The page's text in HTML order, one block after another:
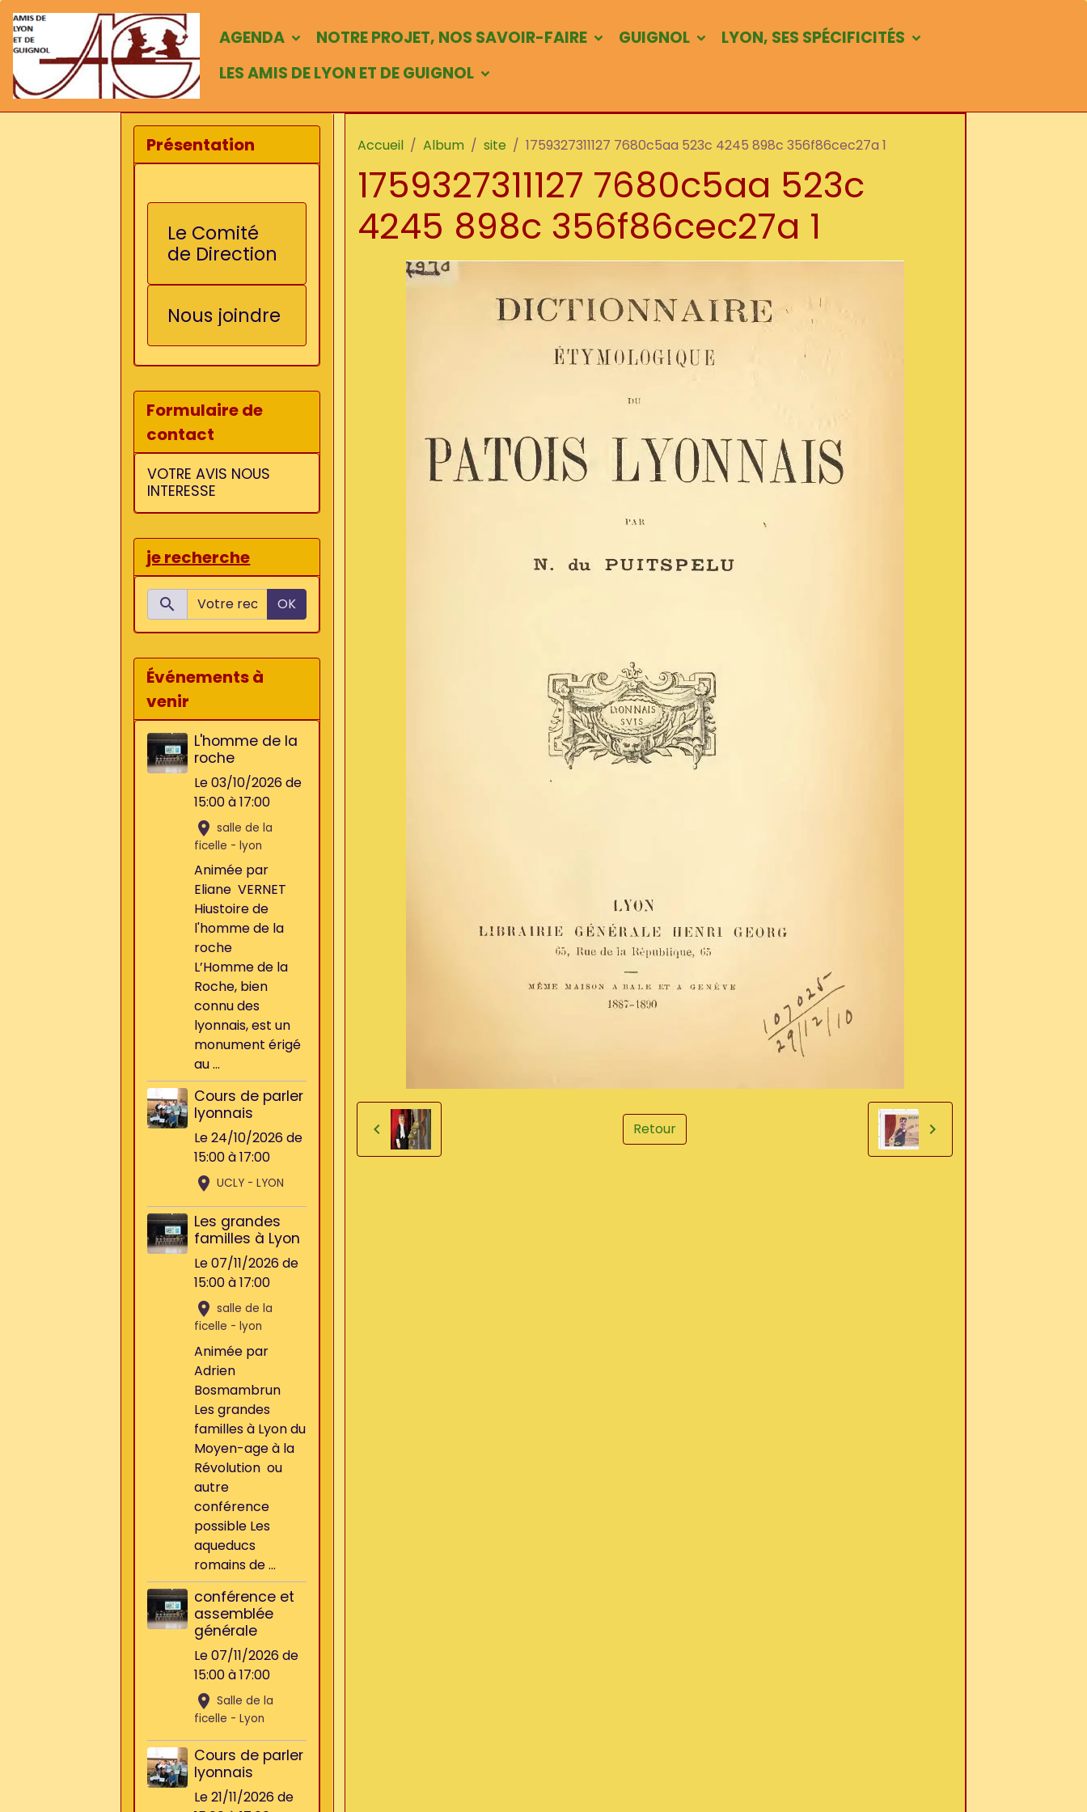
AGENDA NOTRE PROJET, NOS SAVOIR-FAIRE GUIGNOL
LYON, SES SPÉCIFICITÉS
LES AMIS DE LYON ET DE GUIGNOL
Accueil Album site 1759327311127 7680c5aa 523c 4245 898c 356f86cec27a 1
1759327311127 7680c5aa 523c
4245 898c 356f86cec27a 1
Retour
Présentation
Le Comité
de Direction
Nous joindre
Formulaire de
contact
VOTRE AVIS NOUS
INTERESSE
je recherche
OK
Événements à
venir
L'homme de la
roche
Le 03/10/2026de
15:00à 17:00
salle de la
ficelle - lyon
Animée par
Eliane VERNET
Hiustoire de
l'homme de la
roche
L’Homme de la
Roche, bien
connu des
lyonnais, est un
monument érigé
au ...
Cours de parler
lyonnais
Le 24/10/2026de
15:00à 17:00
UCLY - LYON
Les grandes
familles à Lyon
Le 07/11/2026de
15:00à 17:00
salle de la
ficelle - lyon
Animée par
Adrien
Bosmambrun
Les grandes
familles à Lyon du
Moyen-age à la
Révolution ou
autre
conférence
possible Les
aqueducs
romains de ...
conférence et
assemblée
générale
Le 07/11/2026de
15:00à 17:00
Salle de la
ficelle - Lyon
Cours de parler
lyonnais
Le 21/11/2026de